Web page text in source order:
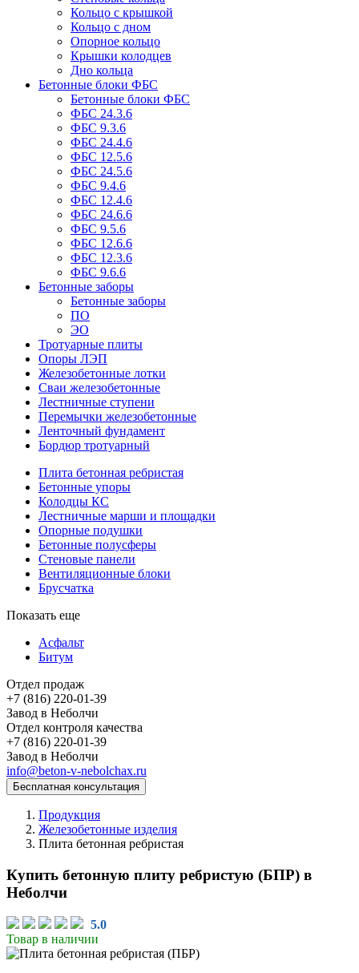
Кольцо с крышкой
Кольцо с дном
Опорное кольцо
Крышки колодцев
Дно кольца
Бетонные блоки ФБС
Бетонные блоки ФБС
ФБС 24.3.6
ФБС 9.3.6
ФБС 24.4.6
ФБС 12.5.6
ФБС 24.5.6
ФБС 9.4.6
ФБС 12.4.6
ФБС 24.6.6
ФБС 9.5.6
ФБС 12.6.6
ФБС 12.3.6
ФБС 9.6.6
Бетонные заборы
Бетонные заборы
ПО
ЭО
Тротуарные плиты
Опоры ЛЭП
Железобетонные лотки
Сваи железобетонные
Лестничные ступени
Перемычки железобетонные
Ленточный фундамент
Бордюр тротуарный
Плита бетонная ребристая
Бетонные упоры
Колодцы КС
Лестничные марши и площадки
Опорные подушки
Бетонные полусферы
Стеновые панели
Вентиляционные блоки
Брусчатка
Показать еще
Асфальт
Битум
Отдел продаж
Завод в Неболчи
Отдел контроля качества
Завод в Неболчи
info@beton-v-nebolchax.ru
Бесплатная консультация
Продукция
Железобетонные изделия
Плита бетонная ребристая
Купить бетонную плиту ребристую (БПР) в
Неболчи
5.0
Товар в наличии